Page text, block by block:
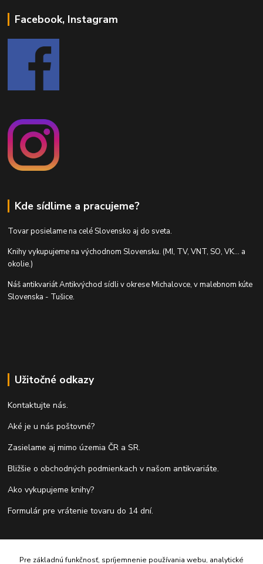
Facebook, Instagram
Kde sídlime a pracujeme?
Tovar posielame na celé Slovensko aj do sveta.
Knihy vykupujeme na východnom Slovensku. (MI, TV, VNT, SO, VK... a
okolie.)
Náš antikvariát Antikvýchod sídli v okrese Michalovce, v malebnom kúte
Slovenska - Tušice.
Užitočné odkazy
Kontaktujte nás.
Aké je u nás poštovné?
Zasielame aj mimo územia ČR a SR.
Bližšie o obchodných podmienkach v našom antikvariáte.
Ako vykupujeme knihy?
Formulár pre vrátenie tovaru do 14 dní.
Pre základnú funkčnosť, spríjemnenie používania webu, analytické